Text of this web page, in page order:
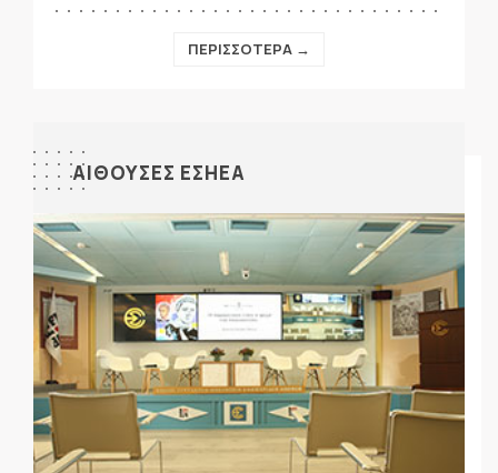
ΠΕΡΙΣΣΟΤΕΡΑ →
ΑΙΘΟΥΣΕΣ ΕΣΗΕΑ